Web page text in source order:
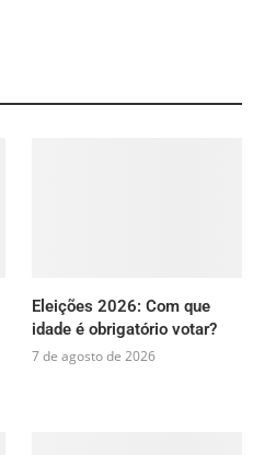
Eleições 2026: Com que
idade é obrigatório votar?
7 de agosto de 2026